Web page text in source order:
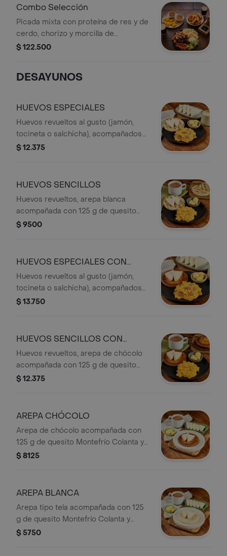
Combo Selección
Picada mixta con proteína de res y de
cerdo, chorizo y morcilla de
aproximadamente 600g, acompañada
carne y una Coca Cola 1.5lt.
$ 122.500
DESAYUNOS
HUEVOS ESPECIALES
Huevos revueltos al gusto (jamón,
tocineta o salchicha), acompañados
de arepa blanca, 125 g de quesito
$ 12.375
HUEVOS SENCILLOS
Huevos revueltos, arepa blanca
acompañada con 125 g de quesito
Montefrío Colanta y mantequilla
$ 9500
HUEVOS ESPECIALES CON
AREPA DE CHOCOLO
Huevos revueltos al gusto (jamón,
tocineta o salchicha), acompañados
de arepa de chócolo, 125 g de
$ 13.750
HUEVOS SENCILLOS CON
AREPA DE CHÓCOLO
Huevos revueltos, arepa de chócolo
acompañada con 125 g de quesito
Montefrío Colanta y mantequilla
$ 12.375
AREPA CHÓCOLO
Arepa de chócolo acompañada con
125 g de quesito Montefrío Colanta y
mantequilla Colanta.
$ 8125
AREPA BLANCA
Arepa tipo tela acompañada con 125
g de quesito Montefrío Colanta y
mantequilla Colanta.
$ 5750